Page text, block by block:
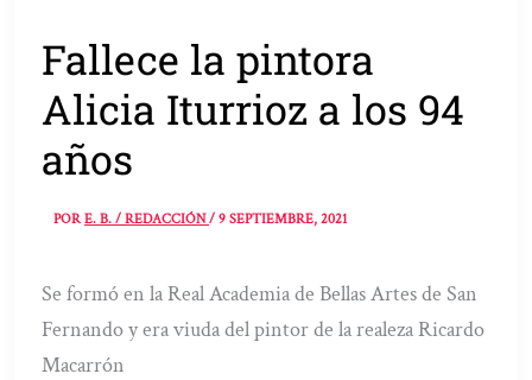
Fallece la pintora
Alicia Iturrioz a los 94
años
PORE. B. / REDACCIÓN/9 SEPTIEMBRE, 2021
Se formó en la Real Academia de Bellas Artes de San
Fernando y era viuda del pintor de la realeza Ricardo
Macarrón